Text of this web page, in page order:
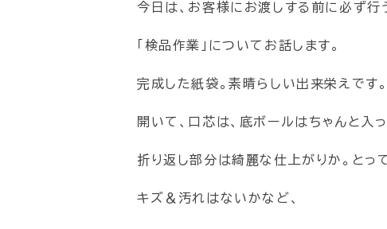
今日は、お客様にお渡しする前に必ず行
「検品作業」についてお話します。
完成した紙袋。素晴らしい出来栄えです。
開いて、口芯は、底ボールはちゃんと入
折り返し部分は綺麗な仕上がりか。とっ
キズ＆汚れはないかなど、